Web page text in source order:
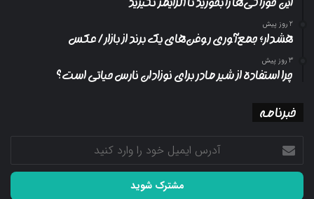
2 روز پیش
هشدار؛ جمع‌آوری روغن‌های یک برند از بازار/ عکس
3 روز پیش
چرا استفاده از شیر مادر برای نوزادان نارس حیاتی است؟
خبرنامه
آدرس
ایمیل
خود